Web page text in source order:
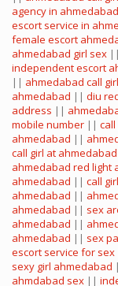
agency in ahmedabad
escort service in
female escort
ahmedabad girl sex ||
independent escort
|| ahmedabad call
ahmedabad || diu
address ||
mobile number ||
ahmedabad ||
call girl at ahmedabad
ahmedabad red light
ahmedabad || call
ahmedabad ||
ahmedabad || sex
ahmedabad ||
ahmedabad || sex
escort service for sex
sexy girl ahmedabad
ahmdabad sex ||